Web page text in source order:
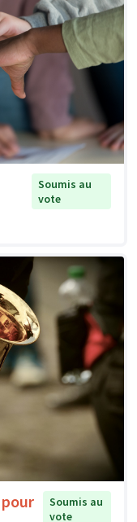
Soumis au
vote
Soumis au
vote